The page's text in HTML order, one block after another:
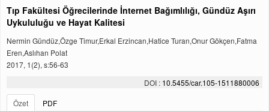
Tıp Fakültesi Öğrecilerinde İnternet Bağımlılığı, Gündüz Aşırı
Uykululuğu ve Hayat Kalitesi
Nermin Gündüz,Özge Timur,Erkal Erzincan,Hatice Turan,Onur Gökçen,Fatma
Eren,Aslıhan Polat
2017, 1(2), s:56-63
DOI : 10.5455/car.105-1511880006
Özet
PDF